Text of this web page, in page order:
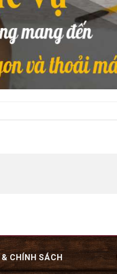
CHÍNH SÁCH